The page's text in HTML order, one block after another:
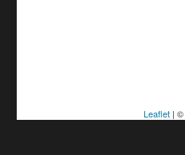
Leaflet| ©